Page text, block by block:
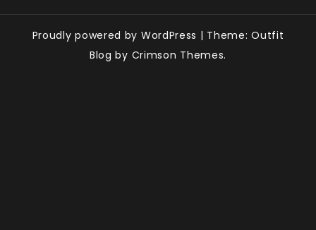
Proudly powered by WordPress | Theme: Outfit
Blog by Crimson Themes.